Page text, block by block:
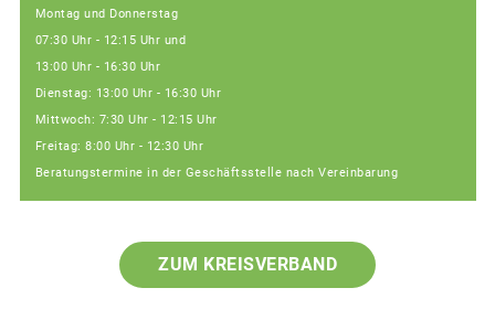
Montag und Donnerstag
07:30 Uhr - 12:15 Uhr und
13:00 Uhr - 16:30 Uhr
Dienstag: 13:00 Uhr - 16:30 Uhr
Mittwoch: 7:30 Uhr - 12:15 Uhr
Freitag: 8:00 Uhr - 12:30 Uhr
Beratungstermine in der Geschäftsstelle nach Vereinbarung
ZUM KREISVERBAND